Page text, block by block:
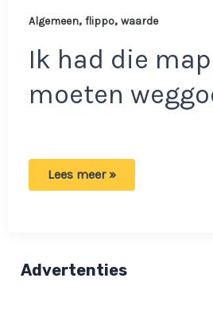
Algemeen, flippo, waarde
Ik had die
moeten
Je
moeten
doen:
Lees meer »
Advertenties